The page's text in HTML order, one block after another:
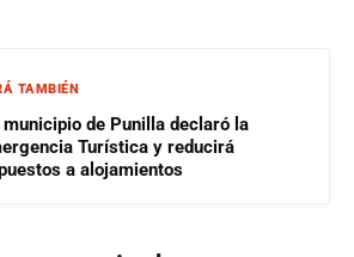
TAMBIÉN
municipio de Punilla declaró la
Turística y reducirá
a alojamientos